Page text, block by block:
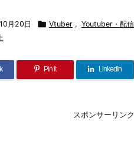
月20日  Vtuber , Youtuber・配
Pin it LinkedIn
スポンサーリンク